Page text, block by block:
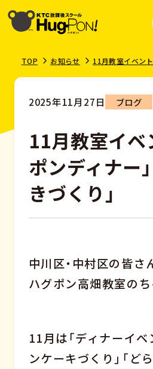
TOP お知らせ
2025年11月27日 ブログ
11月教室イベ
ポンディナー
きづくり」
中川区・中村区の皆さ
ハグポン高畑教室のち
11月は「ディナーイベ
ンケーキづくり」「ど